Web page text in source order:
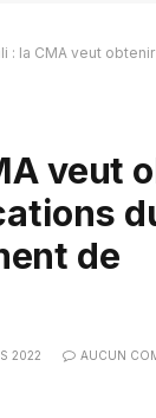
la CMA veut obtenir des
veut
de
2022 AUCUN